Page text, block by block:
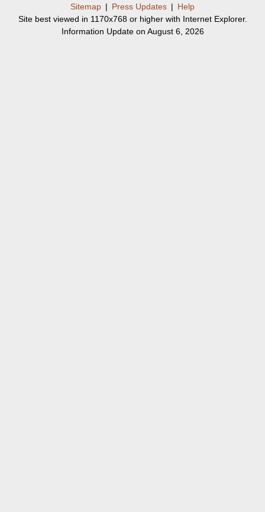
Sitemap | Press Updates | Help
Site best viewed in 1170x768 or higher with Internet Explorer.
Information Update on August 6, 2026